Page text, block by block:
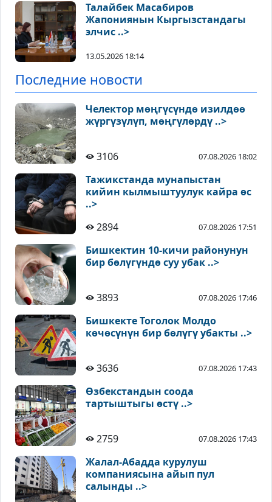
Талайбек Масабиров
Жапониянын Кыргызстандагы
элчис ..>
13.05.2026 18:14
Последние новости
Челектор мөңгүсүндө изилдөө
жүргүзүлүп, мөңгүлөрдү ..>
3106 07.08.2026 18:02
Тажикстанда мунапыстан
кийин кылмыштуулук кайра өс
..>
2894
07.08.2026 17:51
Бишкектин 10-кичи районунун
бир бөлүгүндө суу убак ..>
3893 07.08.2026 17:46
Бишкекте Тоголок Молдо
көчөсүнүн бир бөлүгү убакты ..>
3636 07.08.2026 17:43
Өзбекстандын соода
тартыштыгы өстү ..>
2759 07.08.2026 17:43
Жалал-Абадда курулуш
компаниясына айып пул
салынды ..>